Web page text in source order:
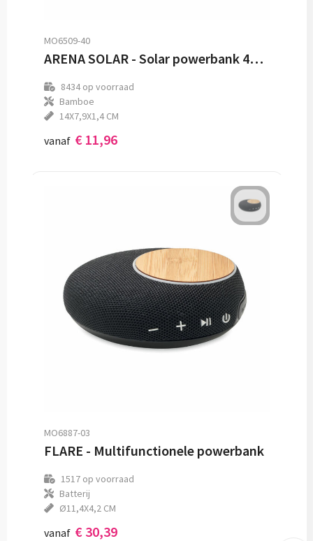
MO6509-40
ARENA SOLAR - Solar powerbank 4000 mAh
8434op voorraad
Bamboe
14X7,9X1,4 CM
vanaf € 11,96
MO6887-03
FLARE - Multifunctionele powerbank
1517op voorraad
Batterij
Ø11,4X4,2 CM
vanaf € 30,39